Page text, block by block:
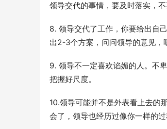
领导交代的事情，要及时落实，
8. 领导交代了工作，你要给出自
出2-3个方案，问问领导的意见，
9. 领导不一定喜欢谄媚的人。不
把握好尺度。
10.领导可能并不是外表看上去的
会了，领导也经历过像你一样的